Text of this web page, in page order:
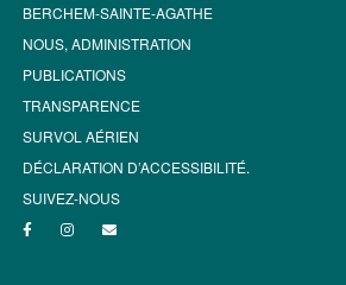
BERCHEM-SAINTE-AGATHE
NOUS, ADMINISTRATION
PUBLICATIONS
TRANSPARENCE
SURVOL AÉRIEN
DÉCLARATION D’ACCESSIBILITÉ.
SUIVEZ-NOUS